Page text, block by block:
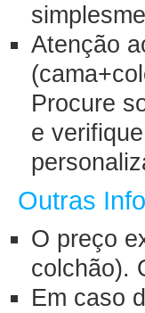
Atenção
Procure
e
Outras
O preço
colchão).
Em caso